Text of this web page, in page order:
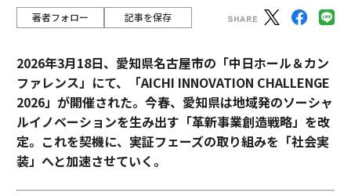
著者フォロー 記事を保存
2026年3月18日、愛知県名古屋市の「中日ホール＆カン
ファレンス」にて、「AICHI INNOVATION CHALLENGE
2026」が開催された。今春、愛知県は地域発のソーシャ
ルイノベーションを生み出す「革新事業創造戦略」を改
定。これを契機に、実証フェーズの取り組みを「社会実
装」へと加速させていく。